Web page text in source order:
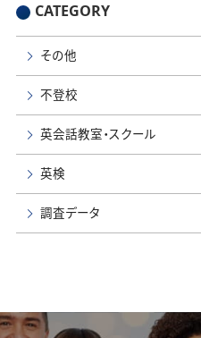
CATEGORY
その他
不登校
英会話教室・スクール
英検
調査データ